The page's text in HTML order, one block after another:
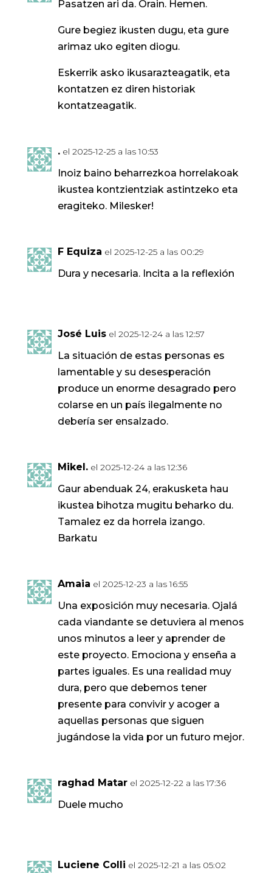
Pasatzen ari da. Orain. Hemen.
Gure begiez ikusten dugu, eta gure
arimaz uko egiten diogu.
Eskerrik asko ikusarazteagatik, eta
kontatzen ez diren historiak
kontatzeagatik.
. el 2025-12-25 a las 10:53
Inoiz baino beharrezkoa horrelakoak
ikustea kontzientziak astintzeko eta
eragiteko. Milesker!
F Equiza el 2025-12-25 a las 00:29
Dura y necesaria. Incita a la reflexión
José Luis el 2025-12-24 a las 12:57
La situación de estas personas es
lamentable y su desesperación
produce un enorme desagrado pero
colarse en un país ilegalmente no
debería ser ensalzado.
Mikel. el 2025-12-24 a las 12:36
Gaur abenduak 24, erakusketa hau
ikustea bihotza mugitu beharko du.
Tamalez ez da horrela izango.
Barkatu
Amaia el 2025-12-23 a las 16:55
Una exposición muy necesaria. Ojalá
cada viandante se detuviera al menos
unos minutos a leer y aprender de
este proyecto. Emociona y enseña a
partes iguales. Es una realidad muy
dura, pero que debemos tener
presente para convivir y acoger a
aquellas personas que siguen
jugándose la vida por un futuro mejor.
raghad Matar el 2025-12-22 a las 17:36
Duele mucho
Luciene Colli el 2025-12-21 a las 05:02